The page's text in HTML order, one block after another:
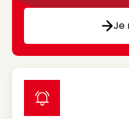
Je
label icon